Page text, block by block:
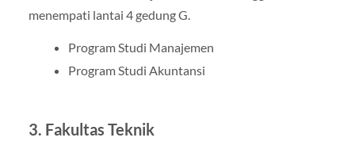
menempati lantai 4 gedung G.
Program Studi Manajemen
Program Studi Akuntansi
3. Fakultas Teknik